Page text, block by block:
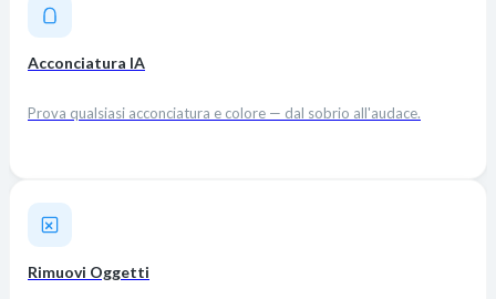
Acconciatura IA
Prova qualsiasi acconciatura e colore — dal sobrio all'audace.
Rimuovi Oggetti